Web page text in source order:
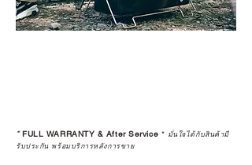
*FULL WARRANTY & After Service * มั่นใจได้กับสินค้ามี
รับประกัน พร้อมบริการหลังการขาย